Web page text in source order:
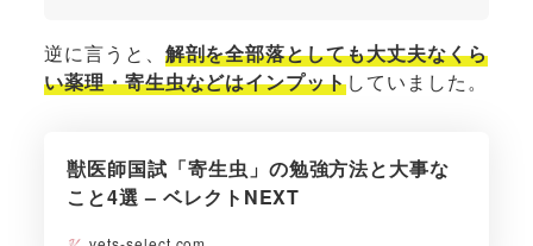
逆に言うと、 解剖を全部落としても大丈夫なくら
い薬理・寄生虫などはインプットしていました。
獣医師国試「寄生虫」の勉強方法と大事な
こと4選 – ベレクトNEXT